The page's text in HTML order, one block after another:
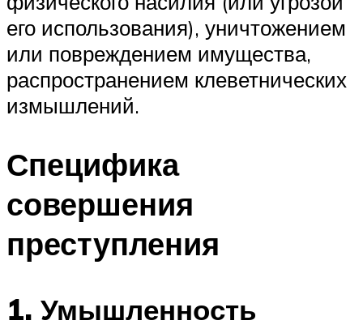
его использования), уничтожением
или повреждением имущества,
распространением клеветнических
измышлений.
Специфика
совершения
преступления
1. Умышленность